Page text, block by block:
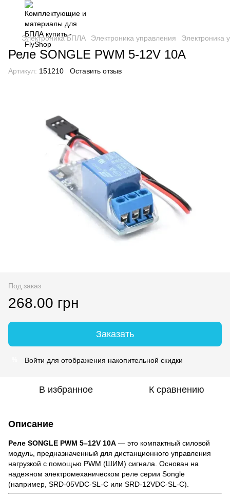
Электроника БПЛА Электроника управления Электроника
Реле SONGLE PWM 5-12V 10A
Артикул: 151210 Оставить отзыв
Под заказ
268.00 грн
Заказать
Войти для отображения накопительной скидки
В избранное К сравнению
Описание
Реле SONGLE PWM 5–12V 10A — это компактный силовой
модуль, предназначенный для дистанционного управления
нагрузкой с помощью PWM (ШИМ) сигнала. Основан на
надежном электромеханическом реле серии Songle
(например, SRD-05VDC-SL-C или SRD-12VDC-SL-C).